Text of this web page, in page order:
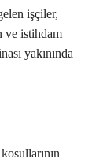
işçiler,
ve istihdam
yakınında